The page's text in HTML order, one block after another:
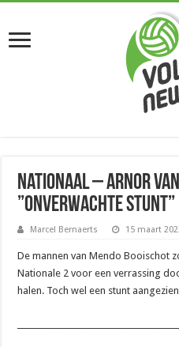
Nationaal – Arnor
”Onverwachte stunt”
Marcel Bernaerts 15 maart
De mannen van Mendo Booischot
Nationale 2 voor een verrassing
halen. Toch wel een stunt aangezien